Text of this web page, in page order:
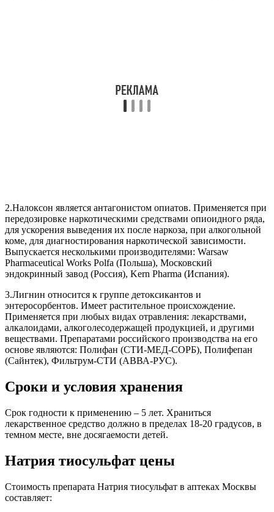
2.Налоксон является антагонистом опиатов. Применяется при
передозировке наркотическими средствами опиоидного ряда,
для ускорения выведения их после наркоза, при алкогольной
коме, для диагностирования наркотической зависимости.
Выпускается несколькими производителями: Warsaw
Pharmaceutical Works Polfa (Польша), Московский
эндокринный завод (Россия), Kern Pharma (Испания).
3.Лигнин относится к группе детоксикантов и
энтеросорбентов. Имеет растительное происхождение.
Применяется при любых видах отравления: лекарствами,
алкалоидами, алкоголесодержащей продукцией, и другими
веществами. Препаратами российского производства на его
основе являются: Полифан (СТИ-МЕД-СОРБ), Полифепан
(Сайнтек), Фильтрум-СТИ (АВВА-РУС).
Сроки и условия хранения
Срок годности к применению – 5 лет. Храниться
лекарственное средство должно в пределах 18-20 градусов, в
темном месте, вне досягаемости детей.
Натрия тиосульфат цены
Стоимость препарата Натрия тиосульфат в аптеках Москвы
составляет: